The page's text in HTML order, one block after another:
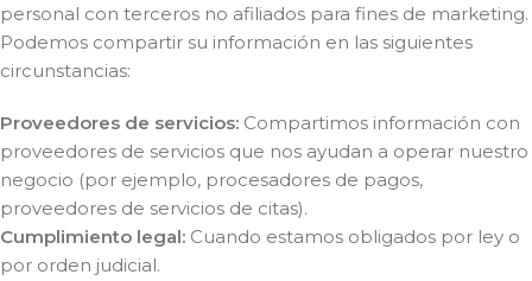
personal con terceros no afiliados para fines de marketing.
Podemos compartir su información en las siguientes
circunstancias:
Proveedores de servicios: Compartimos información con
proveedores de servicios que nos ayudan a operar nuestro
negocio (por ejemplo, procesadores de pagos,
proveedores de servicios de citas).
Cumplimiento legal: Cuando estamos obligados por ley o
por orden judicial.